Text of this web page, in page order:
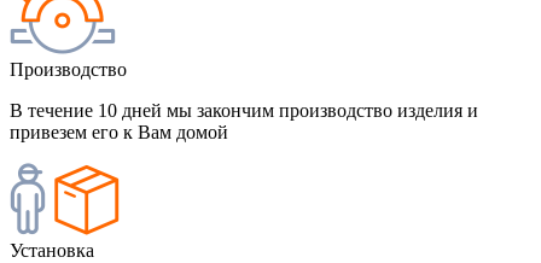
Производство
В течение 10 дней мы закончим производство изделия и
привезем его к Вам домой
Установка